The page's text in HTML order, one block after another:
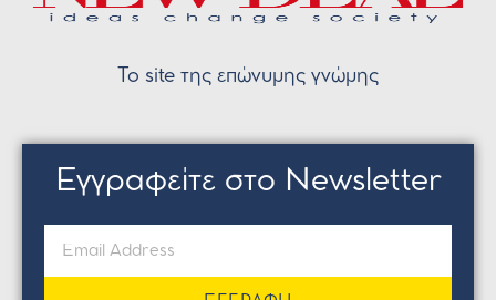
Το site της επώνυμης γνώμης
Εγγραφείτε στο Newsletter